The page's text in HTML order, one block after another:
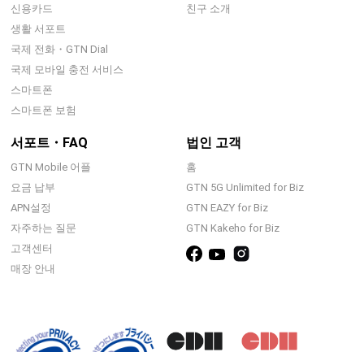
신용카드
생활 서포트
국제 전화・GTN Dial
국제 모바일 충전 서비스
스마트폰
스마트폰 보험
친구 소개
서포트・FAQ
GTN Mobile 어플
요금 납부
APN설정
자주하는 질문
고객센터
매장 안내
법인 고객
홈
GTN 5G Unlimited for Biz
GTN EAZY for Biz
GTN Kakeho for Biz